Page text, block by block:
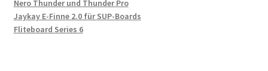
Nero Thunder und Thunder Pro
Jaykay E-Finne 2.0 für SUP-Boards
Fliteboard Series 6